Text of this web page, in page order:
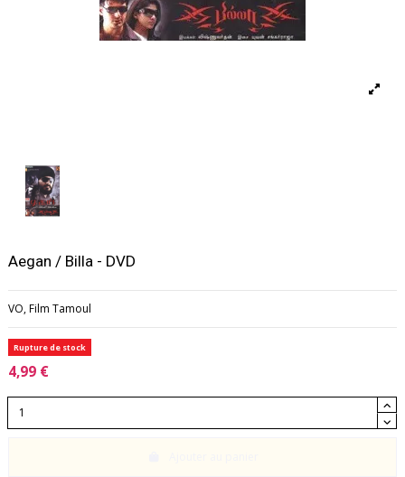
Aegan / Billa - DVD
VO, Film Tamoul
Rupture de stock
4,99 €